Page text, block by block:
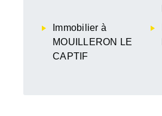
Immobilier à
MOUILLERON LE
CAPTIF